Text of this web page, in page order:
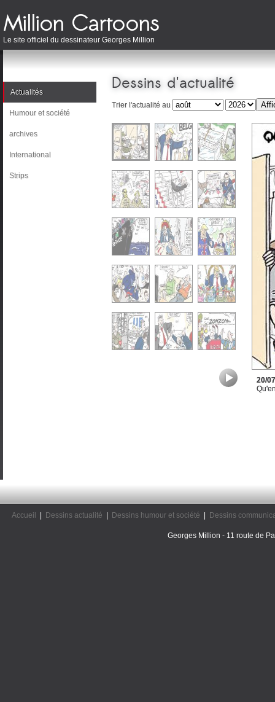
Le site officiel du dessinateur Georges Million
Actualités
Humour et société
archives
International
Strips
Dessins d'actualité
Trier l'actualité au
20/
Accueil Dessins actualité Dessins humour et société Dessins
Georges Million - 11 route de